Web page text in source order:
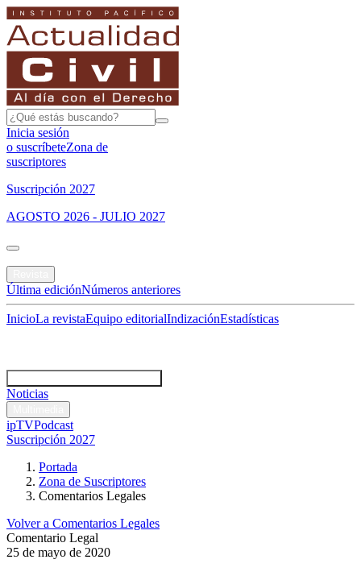
Inicia sesión
o suscríbeteZona de
suscriptores
Suscripción 2027
AGOSTO 2026 - JULIO 2027
Última ediciónNúmeros anteriores
InicioLa revistaEquipo editorialIndizaciónEstadísticas
Noticias
ipTVPodcast
Suscripción 2027
Portada
Zona de Suscriptores
Comentarios Legales
Volver a Comentarios Legales
Comentario Legal
25 de mayo de 2020